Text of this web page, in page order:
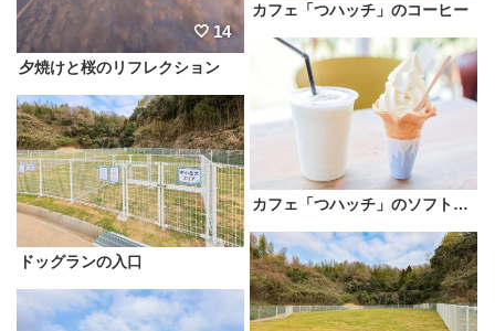
14
夕焼けと桜のリフレクション
カフェ「つハッチ」のコーヒー
カフェ「つハッチ」のソフトクリーム
ドッグランの入口